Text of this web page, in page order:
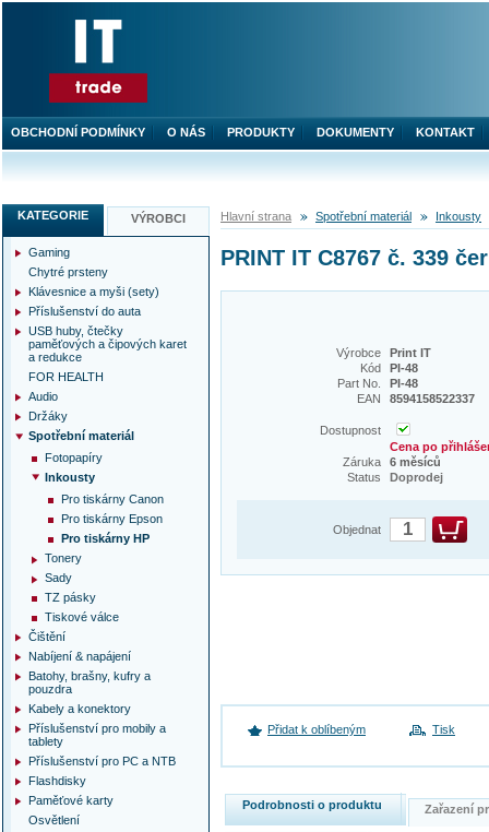
Hlavní strana Spotřební materiál Inkousty
PRINT IT C8767 č. 339
Výrobce
Print IT
Kód
PI-48
Part No.
PI-48
EAN
8594158522337
Dostupnost
Cena po
Záruka
6 měsíců
Status
Doprodej
Objednat
Přidat k oblíbeným Tisk
Podrobnosti o produktu Zařazení
KATEGORIE VÝROBCI
Gaming
Chytré prsteny
Klávesnice a myši (sety)
Příslušenství do auta
USB huby, čtečky
paměťových a čipových karet
a redukce
FOR HEALTH
Audio
Držáky
Spotřební materiál
Fotopapíry
Inkousty
Pro tiskárny Canon
Pro tiskárny Epson
Pro tiskárny HP
Tonery
Sady
TZ pásky
Tiskové válce
Čištění
Nabíjení & napájení
Batohy, brašny, kufry a
pouzdra
Kabely a konektory
Příslušenství pro mobily a
tablety
Příslušenství pro PC a NTB
Flashdisky
Paměťové karty
Osvětlení
OBCHODNÍ PODMÍNKY O NÁS PRODUKTY DOKUMENTY KONTAKT